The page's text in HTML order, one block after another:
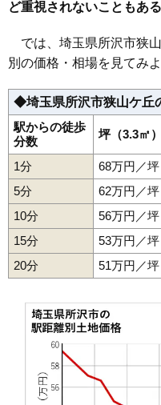
38 岩岡町
40 牛沼
42 小手指台
43 和ケ原
44
45 中新井
46 若狭
47 小手指南
48 北中
49 松が丘
51 荒幡
52 中富南
西狭山ケ丘
東狭山ケ丘
ど重視されないこともある
では、埼玉県所沢市狭
別の価格・相場を見てみよ
◆埼玉県所沢市狭山ケ丘
駅からの徒歩
分数
坪（3.3㎡
1分
68万円／坪
5分
62万円／坪
10分
56万円／坪
15分
53万円／坪
20分
51万円／坪